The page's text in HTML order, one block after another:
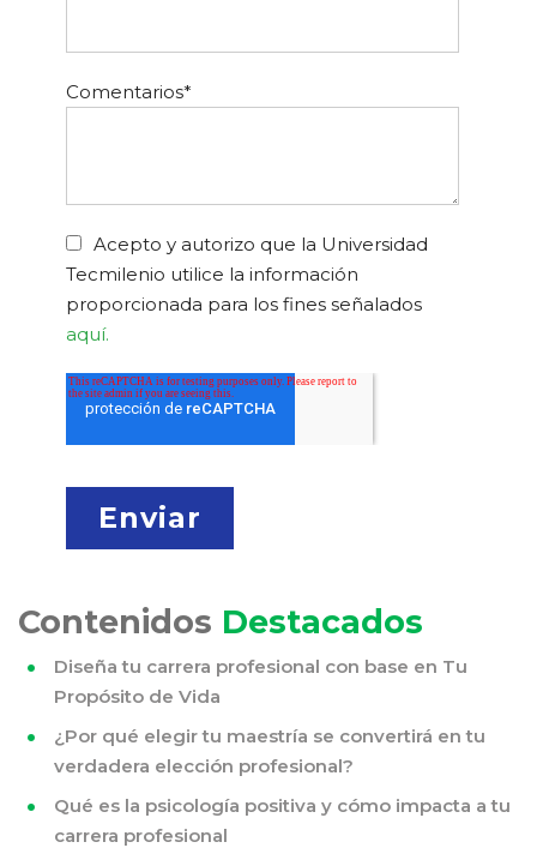
Comentarios*
Acepto y autorizo que la Universidad
Tecmilenio utilice la información
proporcionada para los fines señalados
aquí.
Contenidos Destacados
Diseña tu carrera profesional con base en Tu
Propósito de Vida
¿Por qué elegir tu maestría se convertirá en tu
verdadera elección profesional?
Qué es la psicología positiva y cómo impacta a tu
carrera profesional